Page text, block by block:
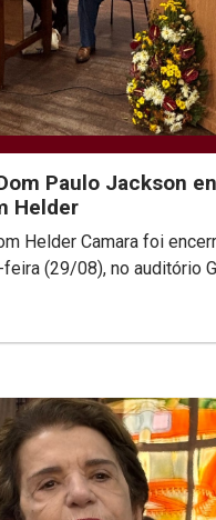
Paulo Jackson
Helder
Helder Camara foi
(29/08), no auditório